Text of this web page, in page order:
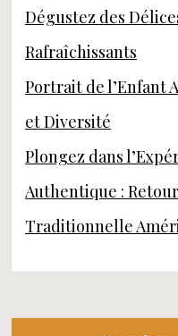
Dégustez des
Rafraîchissants
Portrait de l’Enfant
et Diversité
Plongez dans
Authentique :
Traditionnelle